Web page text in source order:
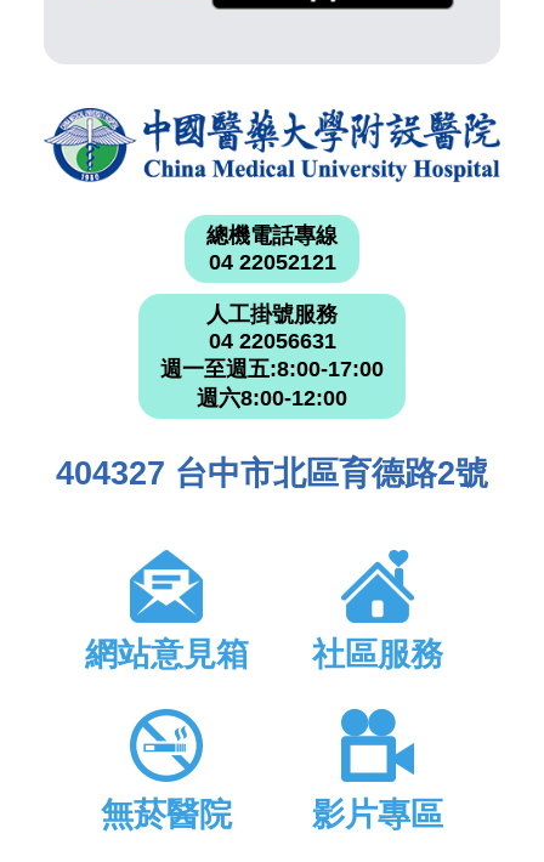
總機電話專線
04 22052121
人工掛號服務
04 22056631
週一至週五:8:00-17:00
週六8:00-12:00
404327 台中市北區育德路2號
網站意見箱 社區服務
無菸醫院 影片專區